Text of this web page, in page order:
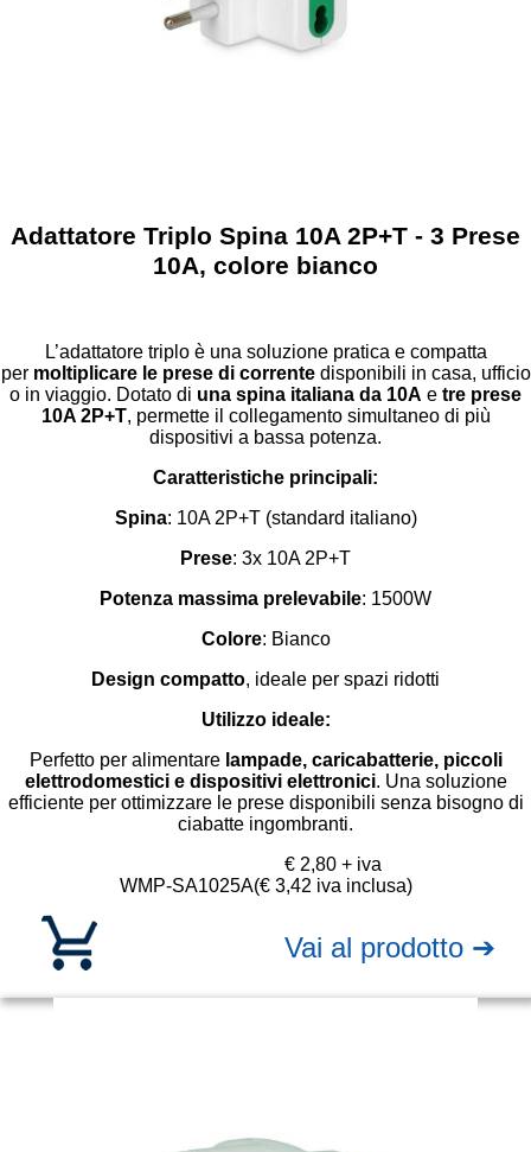
Adattatore Triplo Spina 10A 2P+T - 3 Prese
10A, colore bianco
L’adattatore triplo è una soluzione pratica e compatta
per moltiplicare le prese di corrente disponibili in casa, ufficio
o in viaggio. Dotato di una spina italiana da 10A e tre prese
10A 2P+T, permette il collegamento simultaneo di più
dispositivi a bassa potenza.
Caratteristiche principali:
Spina: 10A 2P+T (standard italiano)
Prese: 3x 10A 2P+T
Potenza massima prelevabile: 1500W
Colore: Bianco
Design compatto, ideale per spazi ridotti
Utilizzo ideale:
Perfetto per alimentare lampade, caricabatterie, piccoli
elettrodomestici e dispositivi elettronici. Una soluzione
efficiente per ottimizzare le prese disponibili senza bisogno di
ciabatte ingombranti.
WMP-SA1025A
€ 2,80 + iva
(€ 3,42 iva inclusa)
Vai al prodotto ➔